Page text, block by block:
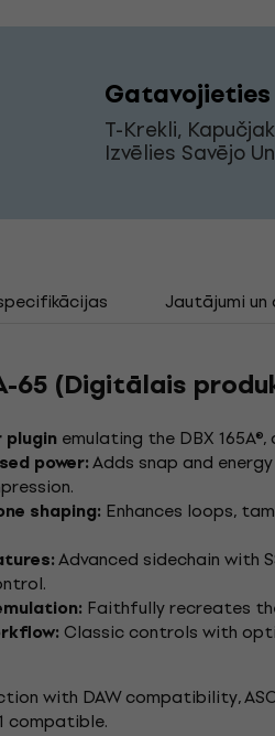
T-Krekli,
Izvēlies Savējo
Jautājumi
65 (Digitālais
plugin emulating the DBX 165A®,
power:Adds snap and
shaping: Enhances loops,
Advanced sidechain with
Faithfully recreates
Classic controls with
with DAW compatibility,
compatible.